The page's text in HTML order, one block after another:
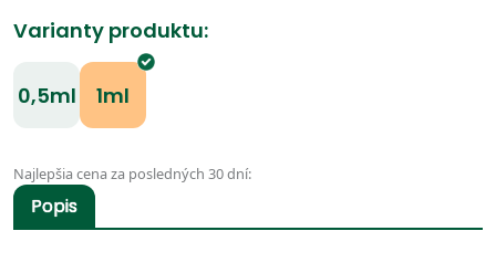
Varianty produktu:
0,5ml 1ml
Najlepšia cena za posledných 30 dní:
Popis